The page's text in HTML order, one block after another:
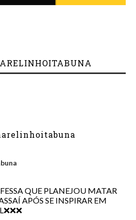
QUE PLANEJOU MATAR
APÓS SE INSPIRAR EM